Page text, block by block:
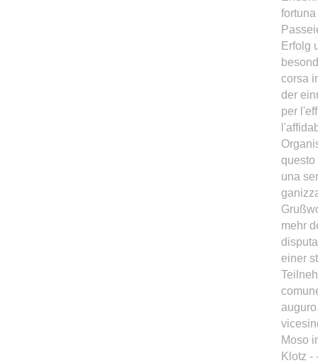
Erfolg
corsa
der
per
questo
una
mehr
einer
Moso
Klotz -